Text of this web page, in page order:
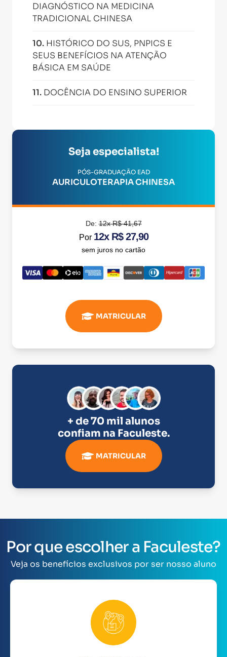
DIAGNÓSTICO NA MEDICINA
TRADICIONAL CHINESA
10. HISTÓRICO DO SUS, PNPICS E
SEUS BENEFÍCIOS NA ATENÇÃO
BÁSICA EM SAÚDE
11. DOCÊNCIA DO ENSINO SUPERIOR
Seja especialista!
PÓS-GRADUAÇÃO EAD
AURICULOTERAPIA CHINESA
De:12x R$ 41,67
Por 12x R$ 27,90
sem juros no cartão
MATRICULAR
+ de 70 mil alunos
confiam na Faculeste.
MATRICULAR
Por que escolher a Faculeste?
Veja os benefícios exclusivos por ser nosso aluno